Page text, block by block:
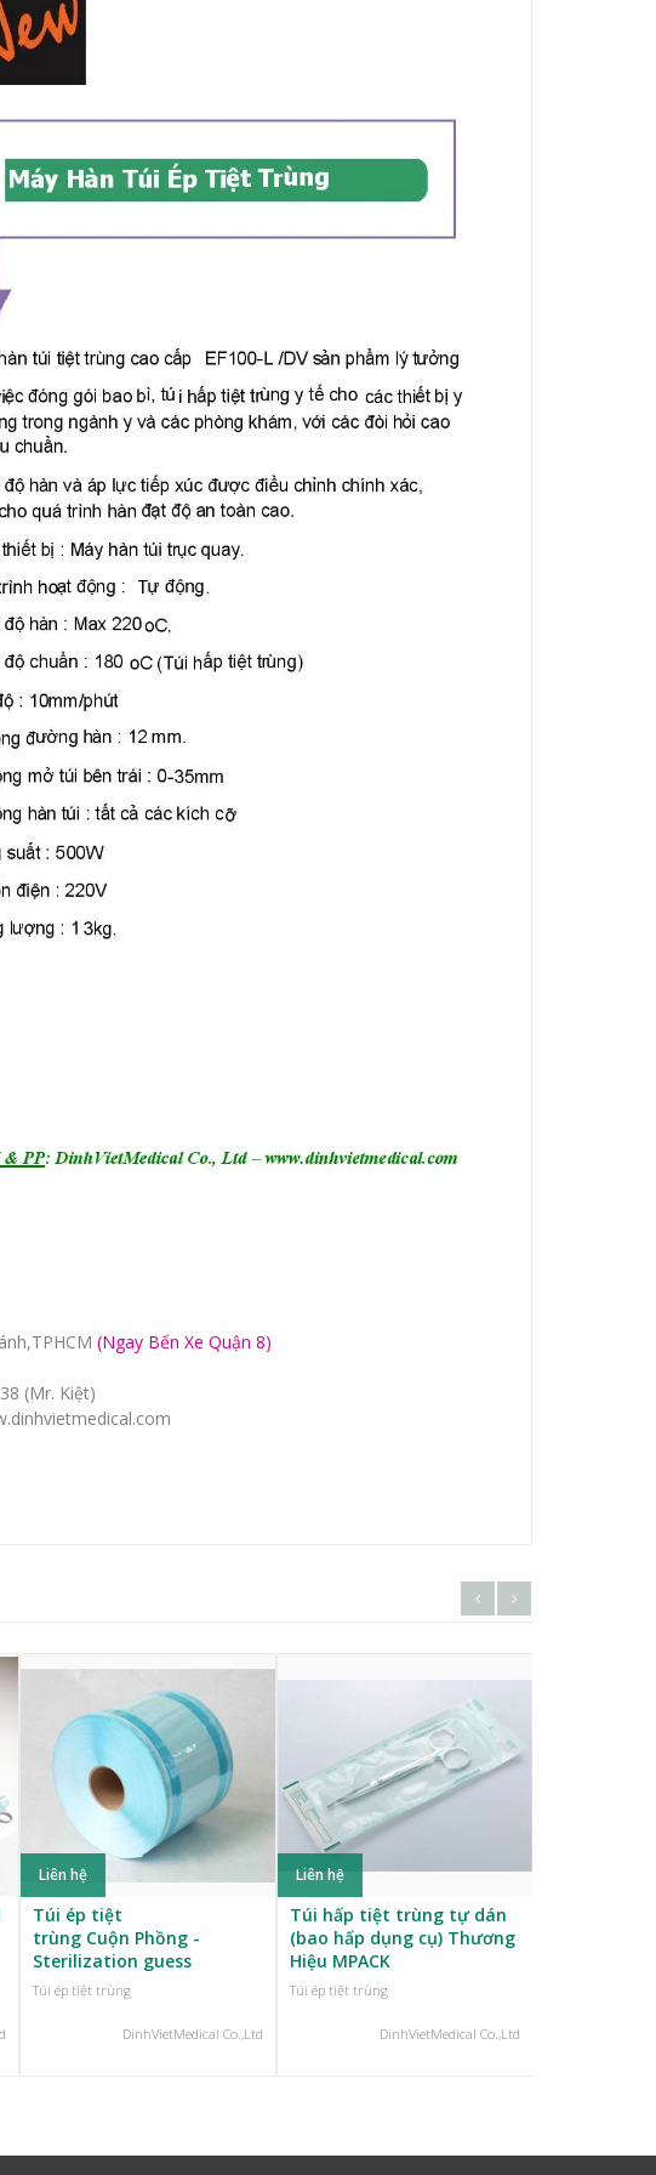
(Ngay Bến Xe Quận 8)
(Mr. Kiệt)
Liên hệ
Túi ép tiệt
trùng Cuộn Phồng -
Sterilization guess
Túi ép tiệt trùng
DinhVietMedical Co.,Ltd
Liên hệ
Túi hấp tiệt trùng tự dán
(bao hấp dụng cụ) Thương
Hiệu MPACK
Túi ép tiệt trùng
DinhVietMedical Co.,Ltd